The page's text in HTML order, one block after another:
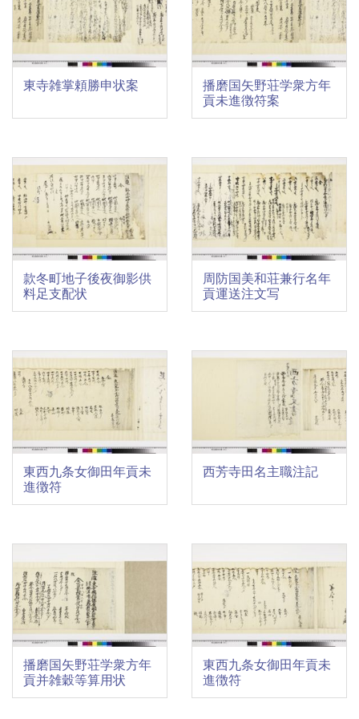
東寺雑掌頼勝申状案
播磨国矢野荘学衆方年
貢未進徴符案
款冬町地子後夜御影供
料足支配状
周防国美和荘兼行名年
貢運送注文写
東西九条女御田年貢未
進徴符
西芳寺田名主職注記
播磨国矢野荘学衆方年
貢并雑穀等算用状
東西九条女御田年貢未
進徴符